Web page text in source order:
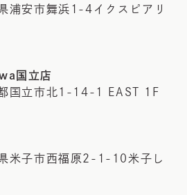
安市舞浜1-4イクスピアリ
国立店
国立市北1-14-1 EAST 1F
米子市西福原2-1-10米子し